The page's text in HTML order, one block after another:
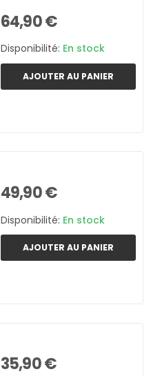
64,90 €
Disponibilité: En stock
AJOUTER AU PANIER
49,90 €
Disponibilité: En stock
AJOUTER AU PANIER
35,90 €